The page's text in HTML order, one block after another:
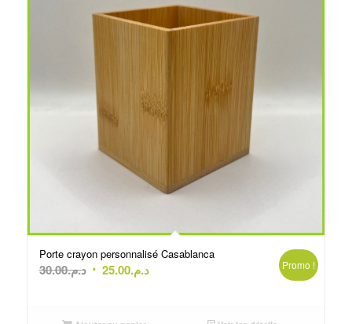
Porte crayon personnalisé Casablanca
د.م.30.00
Le
د.م.25.00
Le
Promo !